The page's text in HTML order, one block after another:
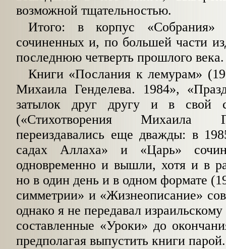
возможной тщательностью.
Итого: в корпус
сочиненных и, по большей части
последнюю четверть прошлого века.
Книги «Послания к лемурам»
Михаила Генделева. 1984»,
затылок друг другу и в свой
(«Стихотворения Михаила
переиздавались еще дважды: в
садах Аллаха» и «Царь»
одновременно и вышли, хотя и в
но в один день и в одном формате
симметрии» и «Жизнеописание»
однако я не передавал
составленные «Уроки» до
предполагая выпустить книги парой.